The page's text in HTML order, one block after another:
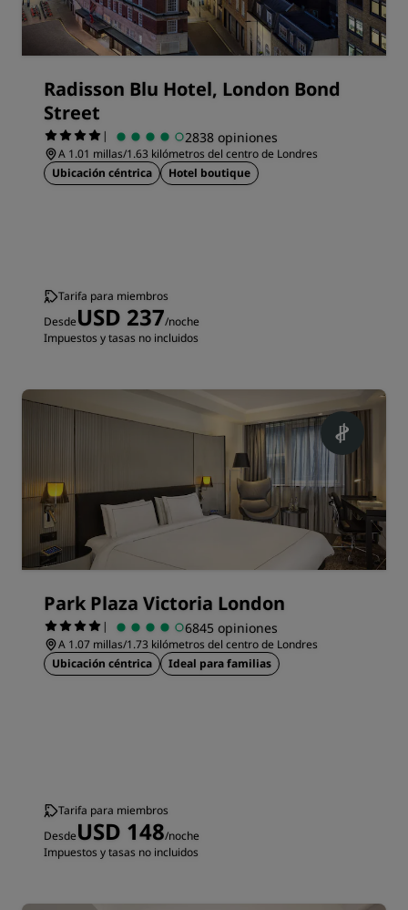
Radisson Blu Hotel, London Bond
Street
| 2838 opiniones
A 1.01 millas/1.63 kilómetros del centro de Londres
Ubicación céntrica
Hotel boutique
Tarifa para miembros
DesdeUSD 237/noche
Impuestos y tasas no incluidos
Park Plaza Victoria London
| 6845 opiniones
A 1.07 millas/1.73 kilómetros del centro de Londres
Ubicación céntrica
Ideal para familias
Tarifa para miembros
DesdeUSD 148/noche
Impuestos y tasas no incluidos